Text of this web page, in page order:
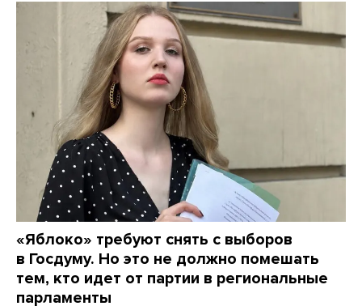
«Яблоко» требуют снять с выборов
в Госдуму. Но это не должно помешать
тем, кто идет от партии в региональные
парламенты